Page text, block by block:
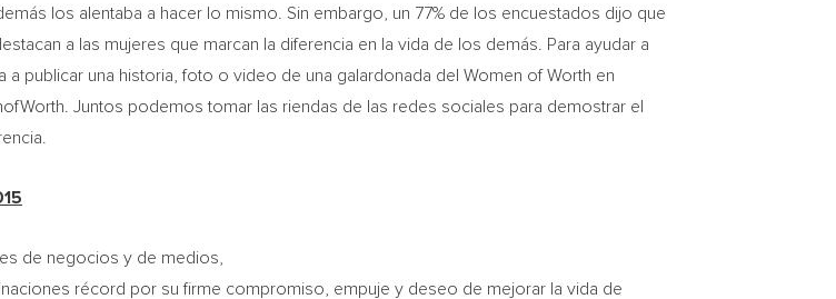
los alentaba a hacer lo mismo. Sin embargo, un 77% de los encuestados dijo que
a las mujeres que marcan la diferencia en la vida de los demás. Para ayudar a
a publicar una historia, foto o video de una galardonada del Women of Worth en
Juntos podemos tomar las riendas de las redes sociales para demostrar el
de negocios y de medios,
récord por su firme compromiso, empuje y deseo de mejorar la vida de